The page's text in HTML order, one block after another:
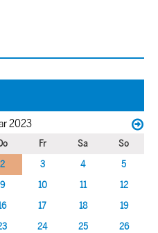
2023
Fr Sa
So
2 3 4
5
9 10 11
12
17 18
19
24 25
26